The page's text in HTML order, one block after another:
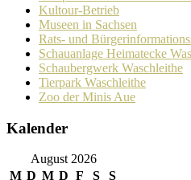
Kultour-Betrieb
Museen in Sachsen
Rats- und
Schauanlage Heimatecke
Schaubergwerk Waschleithe
Tierpark Waschleithe
Zoo der Minis Aue
Kalender
August 2026
M D M D F S
S